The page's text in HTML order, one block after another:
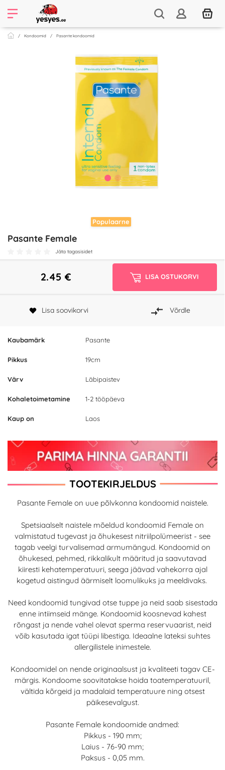
Kondoomid Pasante kondoomid
Populaarne
Pasante Female
Jäta tagasisidet
Kaubamärk Pasante
Pikkus 19cm
Värv Läbipaistev
Kohaletoimetamine 1-2 tööpäeva
Kaup on Laos
2.45 € LISA OSTUKORVI
Lisa soovikorvi Võrdle
TOOTEKIRJELDUS
Pasante Female on uue põlvkonna kondoomid naistele.
Spetsiaalselt naistele mõeldud kondoomid Female on
valmistatud tugevast ja õhukesest nitriilpolümeerist - see
tagab veelgi turvalisemad armumängud. Kondoomid on
õhukesed, pehmed, rikkalikult määritud ja saavutavad
kiiresti kehatemperatuuri, seega jäävad vahekorra ajal
kogetud aistingud äärmiselt loomulikuks ja meeldivaks.
Need kondoomid tungivad otse tuppe ja neid saab sisestada
enne intiimseid mänge. Kondoomid koosnevad kahest
rõngast ja nende vahel olevat sperma reservuaarist, neid
võib kasutada igat tüüpi libestiga. Ideaalne lateksi suhtes
allergilistele inimestele.
Kondoomidel on nende originaalsust ja kvaliteeti tagav CE-
märgis. Kondoome soovitatakse hoida toatemperatuuril,
vältida kõrgeid ja madalaid temperatuure ning otsest
päikesevalgust.
Pasante Female kondoomide andmed:
Pikkus - 190 mm;
Laius - 76-90 mm;
Paksus - 0,05 mm.